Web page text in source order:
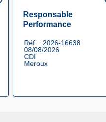
Responsable
Performance
Réf. : 2026-16638
08/08/2026
CDI
Meroux